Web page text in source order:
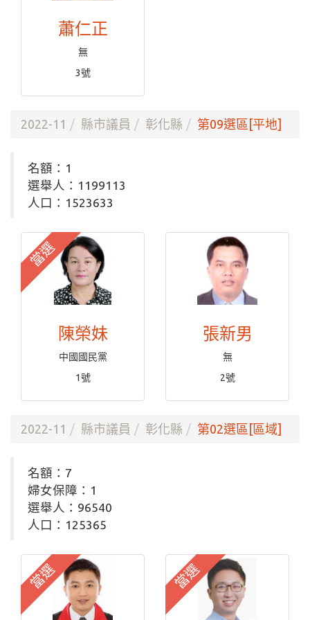
蕭仁正
無
3號
2022-11 縣市議員 彰化縣 第09選區[平地]
名額：1
選舉人：1199113
人口：1523633
當選
陳榮妹
中國國民黨
1號
張新男
無
2號
2022-11 縣市議員 彰化縣 第02選區[區域]
名額：7
婦女保障：1
選舉人：96540
人口：125365
當選 當選